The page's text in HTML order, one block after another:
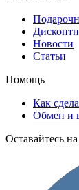
Новости
Статьи
Помощь
Как
Обмен и
Оставайтесь на